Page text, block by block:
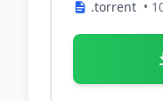
.torrent •